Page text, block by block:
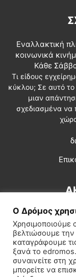
Εναλλακτική
κοινωνικά
Κάθε
Τι είδους
κύκλου; Σε αυτό
μιαν
σχεδιασμένα να
Εγγραφή
Ο Δρόμος
Χρησιμοποιούμε
βελτιώσουμε την
καταγράφουμε
ξανά το
συναινείτε στη
μπορείτε να